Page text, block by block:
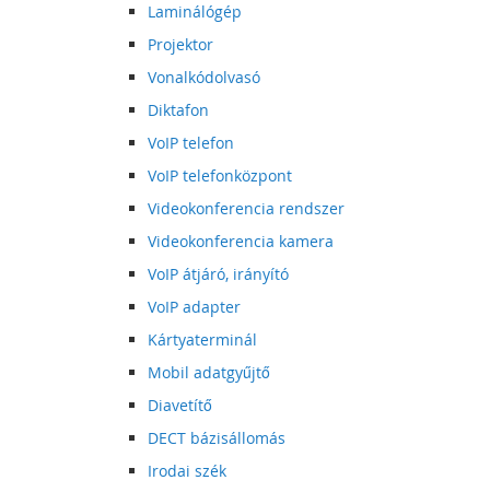
Laminálógép
Projektor
Vonalkódolvasó
Diktafon
VoIP telefon
VoIP telefonközpont
Videokonferencia rendszer
Videokonferencia kamera
VoIP átjáró, irányító
VoIP adapter
Kártyaterminál
Mobil adatgyűjtő
Diavetítő
DECT bázisállomás
Irodai szék